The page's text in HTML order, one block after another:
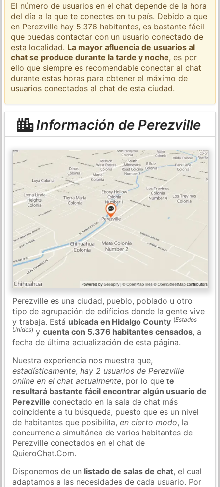
El número de usuarios en el chat depende de la hora
del día a la que te conectes en tu país. Debido a que
en Perezville hay 5.376 habitantes, es bastante fácil
que puedas contactar con un usuario conectado de
esta localidad. La mayor afluencia de usuarios al
chat se produce durante la tarde y noche, es por
ello que siempre es recomendable conectar al chat
durante estas horas para obtener el máximo de
usuarios conectados al chat de esta ciudad.
Información de Perezville
Perezville es una ciudad, pueblo, poblado u otro
tipo de agrupación de edificios donde la gente vive
y trabaja. Está ubicada en Hidalgo County (Estados
Unidos) ycuenta con 5.376 habitantes censados, a
fecha de última actualización de esta página.
Nuestra experiencia nos muestra que,
estadísticamente,hay 2 usuarios de Perezville
online en el chat actualmente, por lo quete
resultará bastante fácil encontrar algún usuario de
Perezville conectado en la sala de chat más
coincidente a tu búsqueda, puesto que es un nivel
de habitantes que posibilita,en cierto modo, la
concurrencia simultánea de varios habitantes de
Perezville conectados en el chat de
QuieroChat.Com.
Disponemos de un listado de salas de chat, el cual
adaptamos a las necesidades de cada usuario. Por